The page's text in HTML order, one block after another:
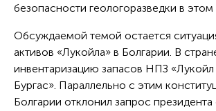
безопасности геологоразведки в
Обсуждаемой темой остается
активов «Лукойла» в Болгарии. В
инвентаризацию запасов НПЗ
Бургас». Параллельно с этим
Болгарии отклонил запрос